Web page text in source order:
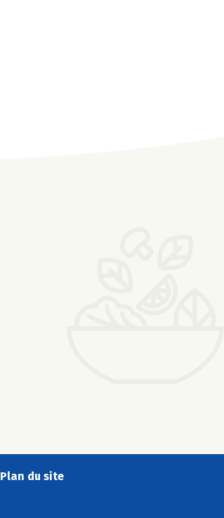
Plan du site